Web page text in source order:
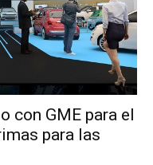
con GME para el
para las